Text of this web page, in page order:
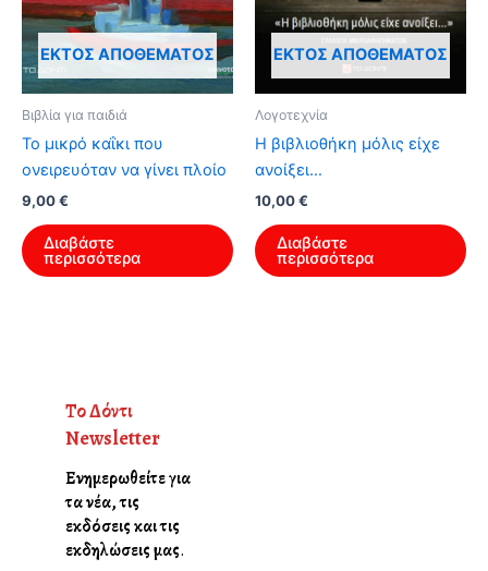
ΕΚΤΌΣ ΑΠΟΘΈΜΑΤΟΣ
Βιβλία για παιδιά
Το μικρό καΐκι που
ονειρευόταν να γίνει πλοίο
9,00€
Διαβάστε
περισσότερα
ΕΚΤΌΣ ΑΠΟΘΈΜΑΤΟΣ
Λογοτεχνία
Η βιβλιοθήκη μόλις είχε
ανοίξει…
10,00€
Διαβάστε
περισσότερα
Το Δόντι
Newsletter
Ενημερωθείτε για
τα νέα, τις
εκδόσεις και τις
εκδηλώσεις μας.